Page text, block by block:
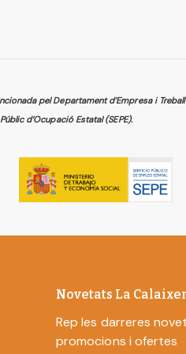
pel Departament d’Empresa i
d’Ocupació Estatal (SEPE).
Novetats La
Rep les darreres
promocions i ofertes